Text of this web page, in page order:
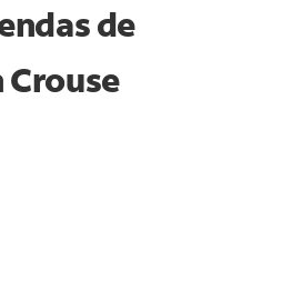
de
Crouse